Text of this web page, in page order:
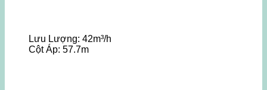
Lưu Lượng: 42m³/h
Cột Áp: 57.7m